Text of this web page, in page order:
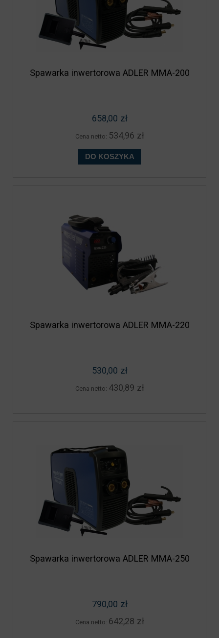
Spawarka inwertorowa ADLER MMA-200
658,00 zł
Cena netto: 534,96 zł
DO KOSZYKA
Spawarka inwertorowa ADLER MMA-220
530,00 zł
Cena netto: 430,89 zł
Spawarka inwertorowa ADLER MMA-250
790,00 zł
Cena netto: 642,28 zł